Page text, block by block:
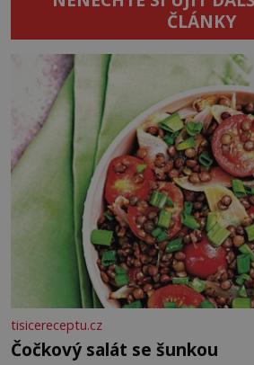
ČLÁNKY
tisicereceptu.cz
Čočkový salát se šunkou